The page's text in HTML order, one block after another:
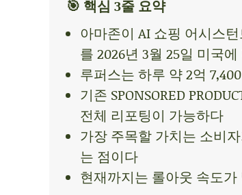
🎯 핵심 3줄 요약
아마존이 AI 쇼핑 어시스턴
를 2026년 3월 25일 미국
루퍼스는 하루 약 2억
기존 SPONSORED
전체 리포팅이 가능하다
가장 주목할 가치는 소비
는 점이다
현재까지는 롤아웃 속도